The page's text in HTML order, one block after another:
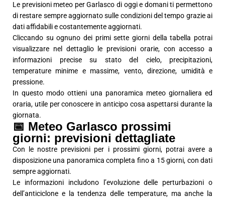
Le previsioni meteo per Garlasco di oggi e domani ti permettono
di restare sempre aggiornato sulle condizioni del tempo grazie ai
dati affidabili e costantemente aggiornati.
Cliccando su ognuno dei primi sette giorni della tabella potrai
visualizzare nel dettaglio le previsioni orarie, con accesso a
informazioni precise su stato del cielo, precipitazioni,
temperature minime e massime, vento, direzione, umidità e
pressione.
In questo modo ottieni una panoramica meteo giornaliera ed
oraria, utile per conoscere in anticipo cosa aspettarsi durante la
giornata.
📅 Meteo Garlasco prossimi
giorni: previsioni dettagliate
Con le nostre previsioni per i prossimi giorni, potrai avere a
disposizione una panoramica completa fino a 15 giorni, con dati
sempre aggiornati.
Le informazioni includono l’evoluzione delle perturbazioni o
dell’anticiclone e la tendenza delle temperature, ma anche la